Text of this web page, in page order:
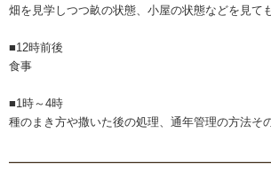
畑を見学しつつ畝の状態、小屋の状態などを見て
■12時前後
食事
■1時～4時
種のまき方や撒いた後の処理、通年管理の方法そ